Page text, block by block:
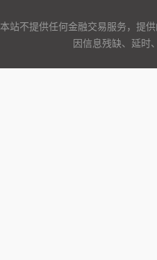
本站不提供任何金融交易服务，提
因信息残缺、延时